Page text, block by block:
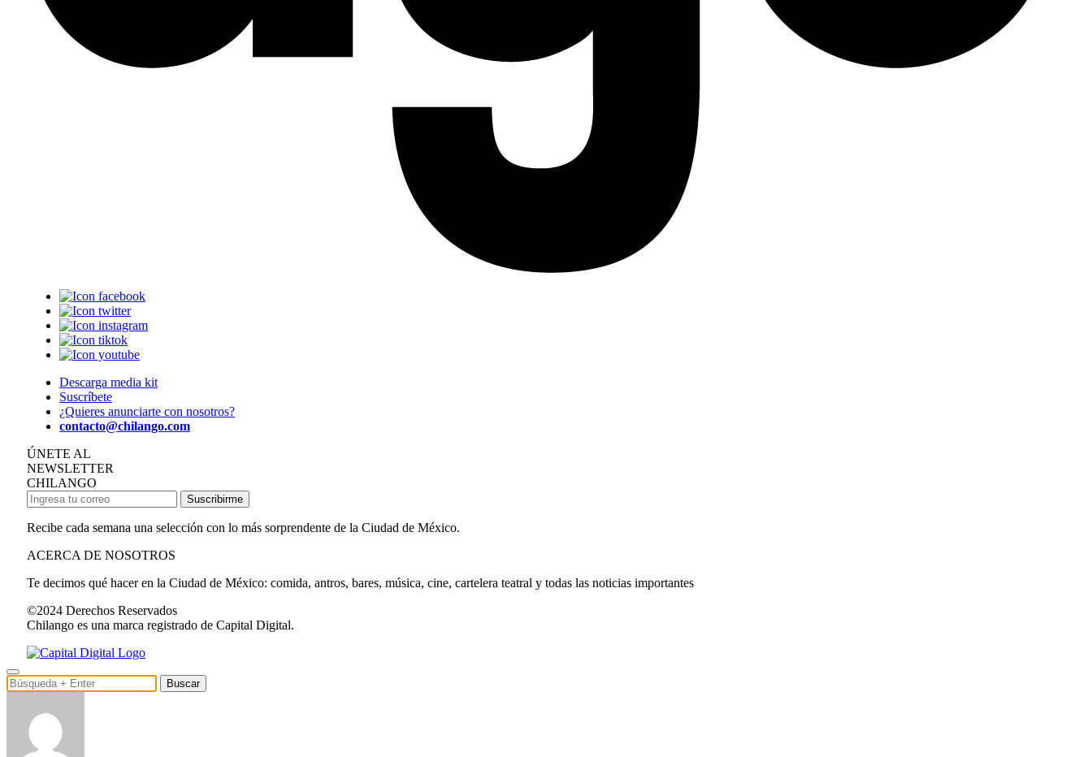
Descarga media kit
Suscríbete
¿Quieres anunciarte con nosotros?
contacto@chilango.com
ÚNETE AL
NEWSLETTER
CHILANGO
Suscribirme
Recibe cada semana una selección con lo más sorprendente de la Ciudad de México.
ACERCA DE NOSOTROS
Te decimos qué hacer en la Ciudad de México: comida, antros, bares, música, cine, cartelera teatral y todas las noticias importantes
©2024 Derechos Reservados
Chilango es una marca registrado de Capital Digital.
Buscar